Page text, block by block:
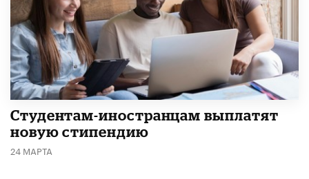
Студентам-иностранцам выплатят
новую стипендию
24 МАРТА